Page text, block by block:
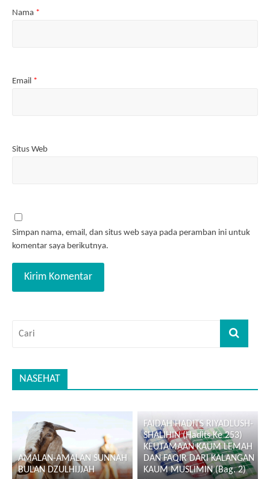
Nama *
Email *
Situs Web
Simpan nama, email, dan situs web saya pada peramban ini untuk
komentar saya berikutnya.
NASEHAT
AMALAN-AMALAN SUNNAH
BULAN DZULHIJJAH
FAIDAH HADITS RIYADLUSH-
SHALIHIN (Hadits Ke 253)
KEUTAMAAN KAUM LEMAH
DAN FAQIR DARI KALANGAN
KAUM MUSLIMIN (Bag. 2)